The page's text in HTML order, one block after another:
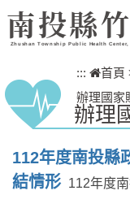
跳到主要內容區塊
南投縣
Zhushan Township Public Health Center,
::: 首頁
辦理國家
辦理
112年度南投縣
結情形 112年度